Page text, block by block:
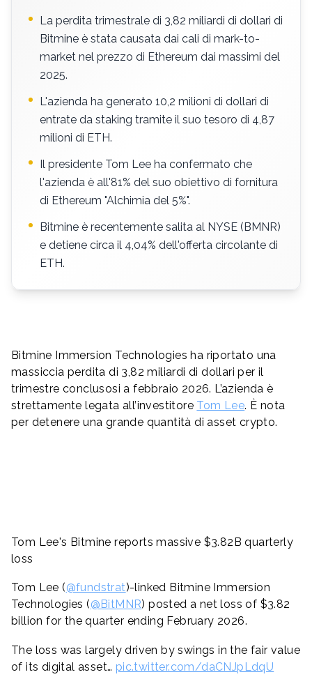
La perdita trimestrale di 3,82 miliardi di dollari di
Bitmine è stata causata dai cali di mark-to-
market nel prezzo di Ethereum dai massimi del
2025.
L'azienda ha generato 10,2 milioni di dollari di
entrate da staking tramite il suo tesoro di 4,87
milioni di ETH.
Il presidente Tom Lee ha confermato che
l'azienda è all'81% del suo obiettivo di fornitura
di Ethereum "Alchimia del 5%".
Bitmine è recentemente salita al NYSE (BMNR)
e detiene circa il 4,04% dell'offerta circolante di
ETH.
Bitmine Immersion Technologies ha riportato una
massiccia perdita di 3,82 miliardi di dollari per il
trimestre conclusosi a febbraio 2026. L’azienda è
strettamente legata all’investitore Tom Lee. È nota
per detenere una grande quantità di asset crypto.
Tom Lee's Bitmine reports massive $3.82B quarterly
loss
Tom Lee (@fundstrat)-linked Bitmine Immersion
Technologies (@BitMNR) posted a net loss of $3.82
billion for the quarter ending February 2026.
The loss was largely driven by swings in the fair value
of its digital asset… pic.twitter.com/daCNJpLdqU